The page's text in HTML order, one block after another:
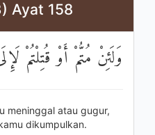
Ayat 158
وَلَئِنْ مُتُّمْ أَوْ قُتِلْتُمْ
meninggal atau gugur,
dikumpulkan.